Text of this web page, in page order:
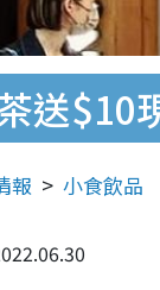
送$10
報 小食飲品